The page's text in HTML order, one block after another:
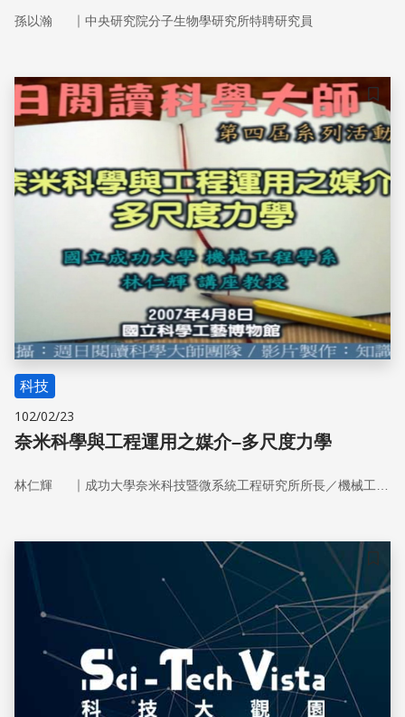
孫以瀚 ｜ 中央研究院分子生物學研究所特聘研究員
儲存
科技
102/02/23
奈米科學與工程運用之媒介–多尺度力學
林仁輝 ｜
儲存